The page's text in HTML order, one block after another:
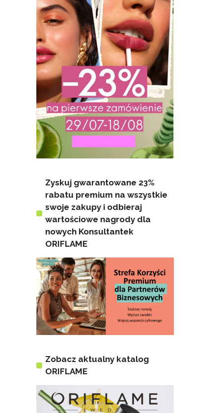
Zyskuj gwarantowane 23%
rabatu premium na wszystkie
swoje zakupy i odbieraj
wartościowe nagrody dla
nowych Konsultantek
ORIFLAME
Zobacz aktualny katalog
ORIFLAME